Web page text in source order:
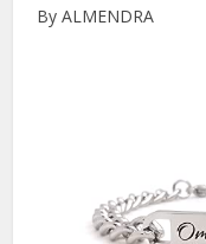
By ALMENDRA